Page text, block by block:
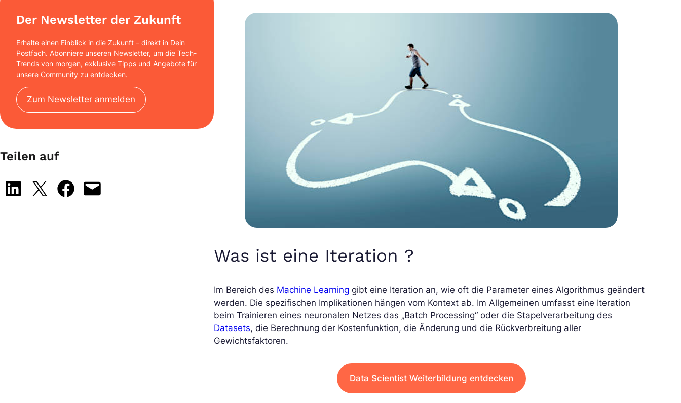
Der Newsletter der Zukunft
Erhalte einen Einblick in die Zukunft – direkt in Dein
Postfach. Abonniere unseren Newsletter, um die Tech-
Trends von morgen, exklusive Tipps und Angebote für
unsere Community zu entdecken.
Zum Newsletter anmelden
Teilen auf
Share on LinkedIn
Share on X Share on Facebook
Email this Page
Was ist eine Iteration ?
Im Bereich des Machine Learning gibt eine Iteration an, wie oft die Parameter eines Algorithmus geändert
werden. Die spezifischen Implikationen hängen vom Kontext ab. Im Allgemeinen umfasst eine Iteration
beim Trainieren eines neuronalen Netzes das „Batch Processing“ oder die Stapelverarbeitung des
Datasets, die Berechnung der Kostenfunktion, die Änderung und die Rückverbreitung aller
Gewichtsfaktoren.
Data Scientist Weiterbildung entdecken